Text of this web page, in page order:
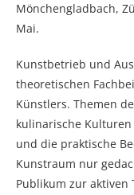
Mönchengladbach,
Mai.
Kunstbetrieb und
theoretischen
Künstlers. Themen
kulinarische
und die praktische
Kunstraum nur
Publikum zur